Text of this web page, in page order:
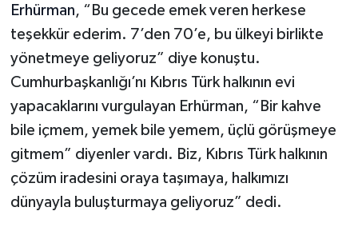
Erhürman, “Bu gecede emek veren herkese
teşekkür ederim. 7’den 70’e, bu ülkeyi birlikte
yönetmeye geliyoruz” diye konuştu.
Cumhurbaşkanlığı’nı Kıbrıs Türk halkının evi
yapacaklarını vurgulayan Erhürman, “Bir kahve
bile içmem, yemek bile yemem, üçlü görüşmeye
gitmem” diyenler vardı. Biz, Kıbrıs Türk halkının
çözüm iradesini oraya taşımaya, halkımızı
dünyayla buluşturmaya geliyoruz” dedi.